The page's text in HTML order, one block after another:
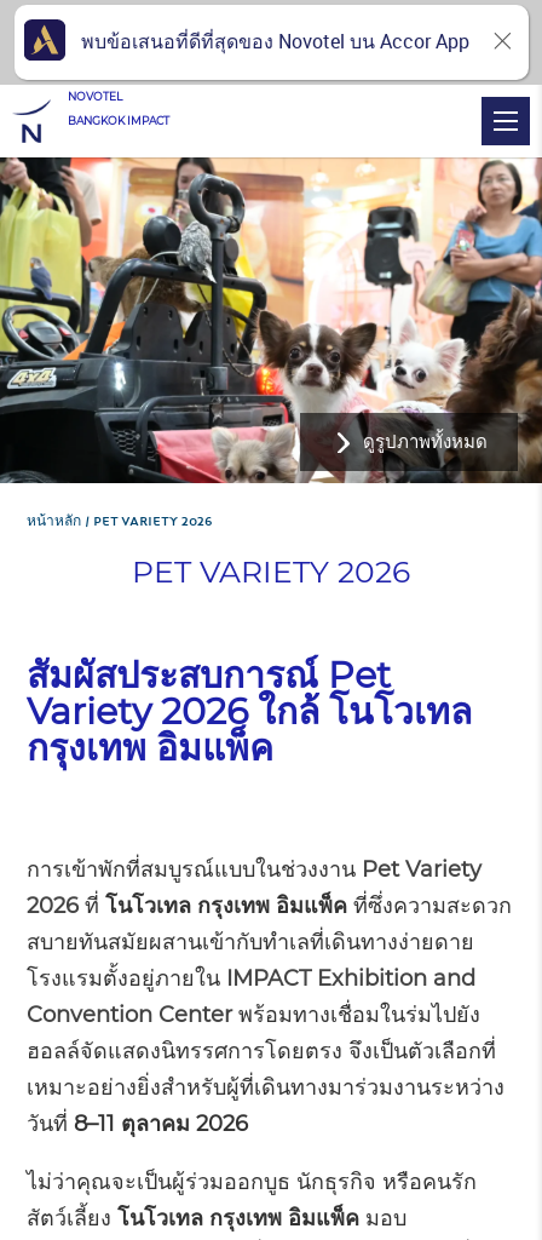
ดูรูปภาพทั้งหมด
หน้าหลัก PET VARIETY 2026
PET VARIETY 2026
สัมผัสประสบการณ์ Pet
Variety 2026 ใกล้ โนโวเทล
กรุงเทพ อิมแพ็ค
การเข้าพักที่สมบูรณ์แบบในช่วงงาน Pet Variety
2026 ที่โนโวเทล กรุงเทพ อิมแพ็ค ที่ซึ่งความสะดวก
สบายทันสมัยผสานเข้ากับทำเลที่เดินทางง่ายดาย
โรงแรมตั้งอยู่ภายใน IMPACT Exhibition and
Convention Centerพร้อมทางเชื่อมในร่มไปยัง
ฮอลล์จัดแสดงนิทรรศการโดยตรง จึงเป็นตัวเลือกที่
เหมาะอย่างยิ่งสำหรับผู้ที่เดินทางมาร่วมงานระหว่าง
วันที่ 8–11 ตุลาคม 2026
ไม่ว่าคุณจะเป็นผู้ร่วมออกบูธ นักธุรกิจ หรือคนรัก
สัตว์เลี้ยงโนโวเทล กรุงเทพ อิมแพ็ค มอบ
NOVOTEL
BANGKOK IMPACT
พบข้อเสนอที่ดีที่สุดของ Novotel บน Accor App